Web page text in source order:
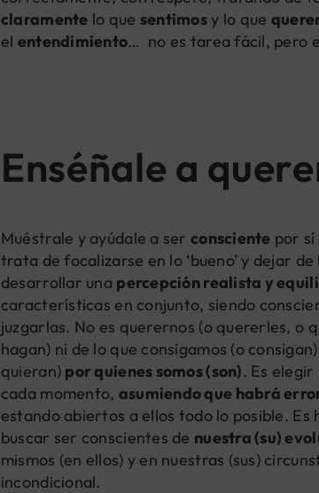
claramente lo que sentimos y lo que
el entendimiento… no es tarea fácil, pero
Enséñale a
Muéstrale y ayúdale a ser consciente por
trata de focalizarse en lo ‘bueno’ y dejar
desarrollar una percepción realista y
características en conjunto, siendo
juzgarlas. No es querernos (o quererles, o
hagan) ni de lo que consigamos (o
quieran) por quienes somos (son). Es
cada momento, asumiendo que habrá
estando abiertos a ellos todo lo posible.
buscar ser conscientes de nuestra (su)
mismos (en ellos) y en nuestras (sus)
incondicional.